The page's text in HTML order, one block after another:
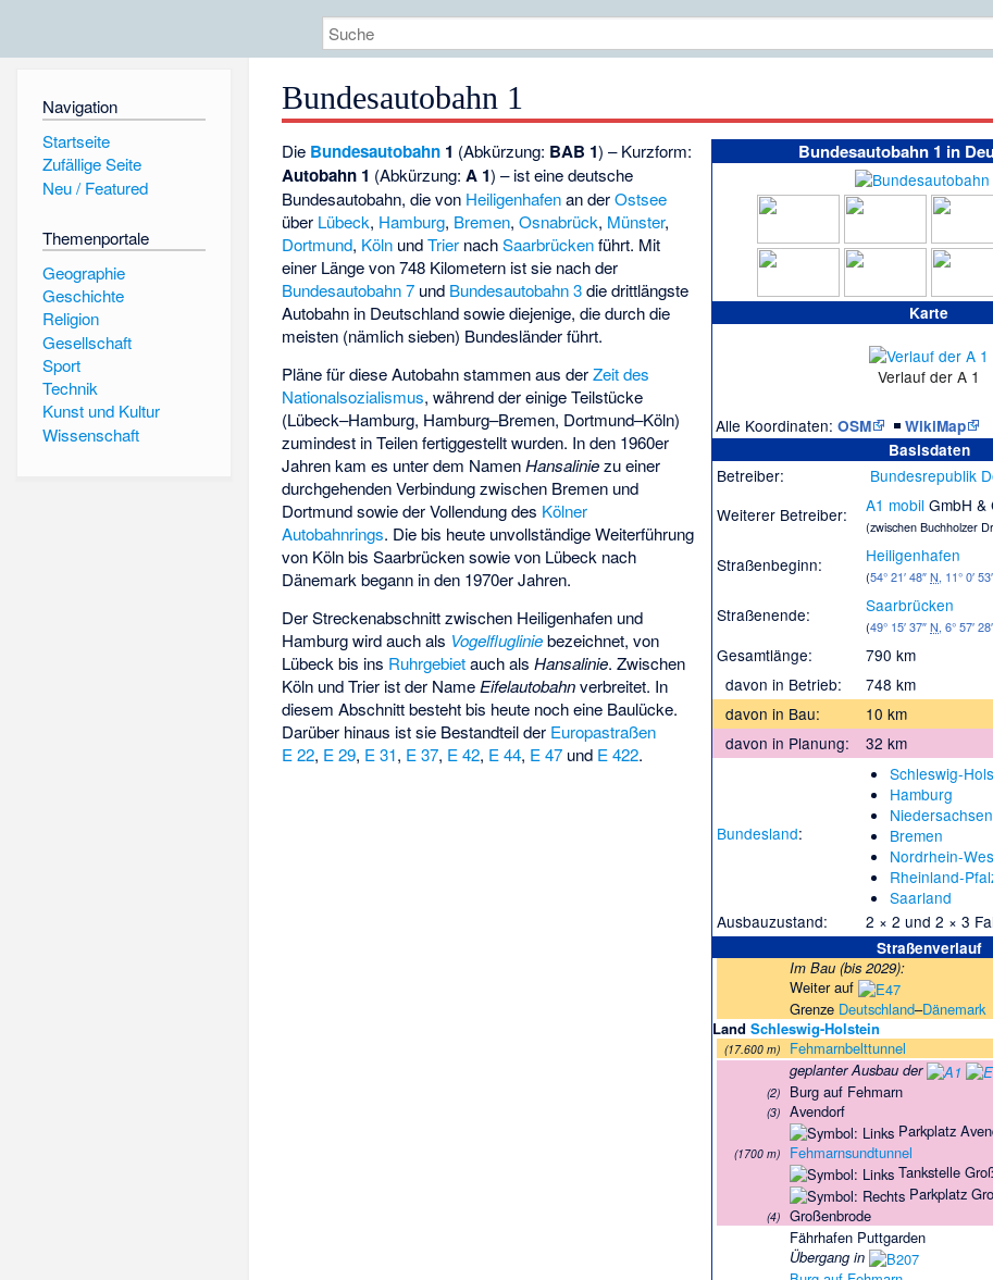
Navigation
Startseite
Zufällige Seite
Neu / Featured
Themenportale
Geographie
Geschichte
Religion
Gesellschaft
Sport
Technik
Kunst und Kultur
Wissenschaft
Bundesautobahn 1
Bundesautobahn 1 in
Karte
Verlauf der A 1
Alle Koordinaten: OSM |WikiMap
Basisdaten
Betreiber:
Bundesrepublik
Weiterer Betreiber:
A1 mobil GmbH &
(zwischen Buchholzer
Straßenbeginn: Heiligenhafen
(54° 21′ 48″N, 11° 0′
Straßenende: Saarbrücken
(49° 15′ 37″N,6° 57′
Gesamtlänge:
790 km
davon in Betrieb:
748 km
davon in Bau:
10 km
davon in Planung:
32 km
Bundesland:
Schleswig-
Hamburg
Niedersachsen
Bremen
Nordrhein-
Rheinland-
Saarland
Ausbauzustand:
2 × 2 und 2 × 3
Straßenverlauf
Im Bau (bis 2029):
Weiter auf
Grenze Deutschland–Dänemark
LandSchleswig-Holstein
(17.600 m)
Fehmarnbelttunnel
geplanter Ausbau der
(2) Burg auf Fehmarn
(3)
Avendorf
Parkplatz
(1700 m)
Fehmarnsundtunnel
Tankstelle
Parkplatz
(4)
Großenbrode
Fährhafen Puttgarden
Übergang in
Die Bundesautobahn 1 (Abkürzung: BAB 1) – Kurzform:
Autobahn 1 (Abkürzung:A 1) – ist eine deutsche
Bundesautobahn, die von Heiligenhafenan derOstsee
über Lübeck, Hamburg, Bremen,Osnabrück, Münster,
Dortmund, Köln undTrier nachSaarbrückenführt. Mit
einer Länge von 748 Kilometern ist sie nach der
Bundesautobahn 7 und Bundesautobahn 3die drittlängste
Autobahn in Deutschland sowie diejenige, die durch die
meisten (nämlich sieben) Bundesländer führt.
Pläne für diese Autobahn stammen aus derZeit des
Nationalsozialismus, während der einige Teilstücke
(Lübeck–Hamburg, Hamburg–Bremen, Dortmund–Köln)
zumindest in Teilen fertiggestellt wurden. In den 1960er
Jahren kam es unter dem NamenHansaliniezu einer
durchgehenden Verbindung zwischen Bremen und
Dortmund sowie der Vollendung des Kölner
Autobahnrings. Die bis heute unvollständige Weiterführung
von Köln bis Saarbrücken sowie von Lübeck nach
Dänemark begann in den 1970er Jahren.
Der Streckenabschnitt zwischen Heiligenhafen und
Hamburg wird auch als Vogelflugliniebezeichnet, von
Lübeck bis ins Ruhrgebietauch alsHansalinie. Zwischen
Köln und Trier ist der Name Eifelautobahnverbreitet. In
diesem Abschnitt besteht bis heute noch eine Baulücke.
Darüber hinaus ist sie Bestandteil der Europastraßen
E 22, E 29, E 31, E 37, E 42, E 44, E 47 und E 422.